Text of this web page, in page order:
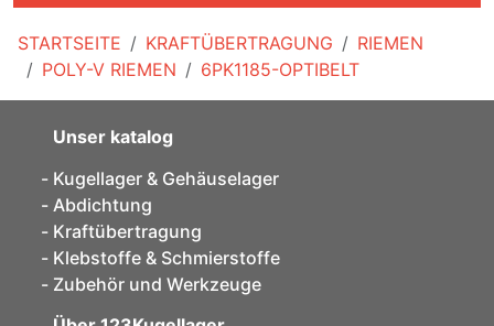
STARTSEITE KRAFTÜBERTRAGUNG
RIEMEN
POLY-V RIEMEN
6PK1185-OPTIBELT
Unser katalog
Kugellager & Gehäuselager
Abdichtung
Kraftübertragung
Klebstoffe & Schmierstoffe
Zubehör und Werkzeuge